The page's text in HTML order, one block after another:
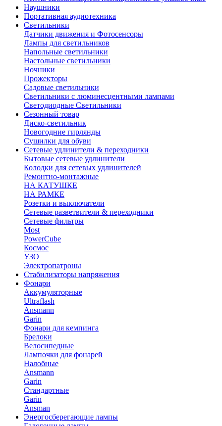
Наушники
Портативная аудиотехника
Светильники
Датчики движения и Фотосенсоры
Лампы для светильников
Напольные светильники
Настольные светильники
Ночники
Прожекторы
Садовые светильники
Светильники с люминесцентными лампами
Светодиодные Светильники
Сезонный товар
Диско-светильник
Новогодние гирлянды
Сушилки для обуви
Сетевые удлинители & переходники
Бытовые сетевые удлинители
Колодки для сетевых удлинителей
Ремонтно-монтажные
НА КАТУШКЕ
НА РАМКЕ
Розетки и выключатели
Сетевые разветвители & переходники
Сетевые фильтры
Most
PowerCube
Космос
УЗО
Электропатроны
Стабилизаторы напряжения
Фонари
Аккумуляторные
Ultraflash
Ansmann
Garin
Фонари для кемпинга
Брелоки
Велосипедные
Лампочки для фонарей
Налобные
Ansmann
Garin
Стандартные
Garin
Ansman
Энергосберегающие лампы